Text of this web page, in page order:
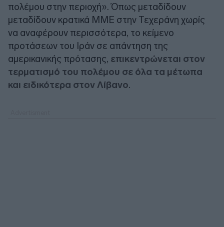
πολέμου στην περιοχή». Όπως μεταδίδουν
μεταδίδουν κρατικά ΜΜΕ στην Τεχεράνη χωρίς
να αναφέρουν περισσότερα, το κείμενο
προτάσεων του Ιράν σε απάντηση της
αμερικανικής πρότασης, επικεντρώνεται στον
τερματισμό του πολέμου σε όλα τα μέτωπα
και ειδικότερα στον Λίβανο.